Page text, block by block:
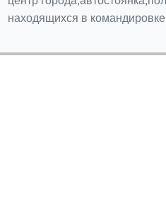
находящихся в командировке